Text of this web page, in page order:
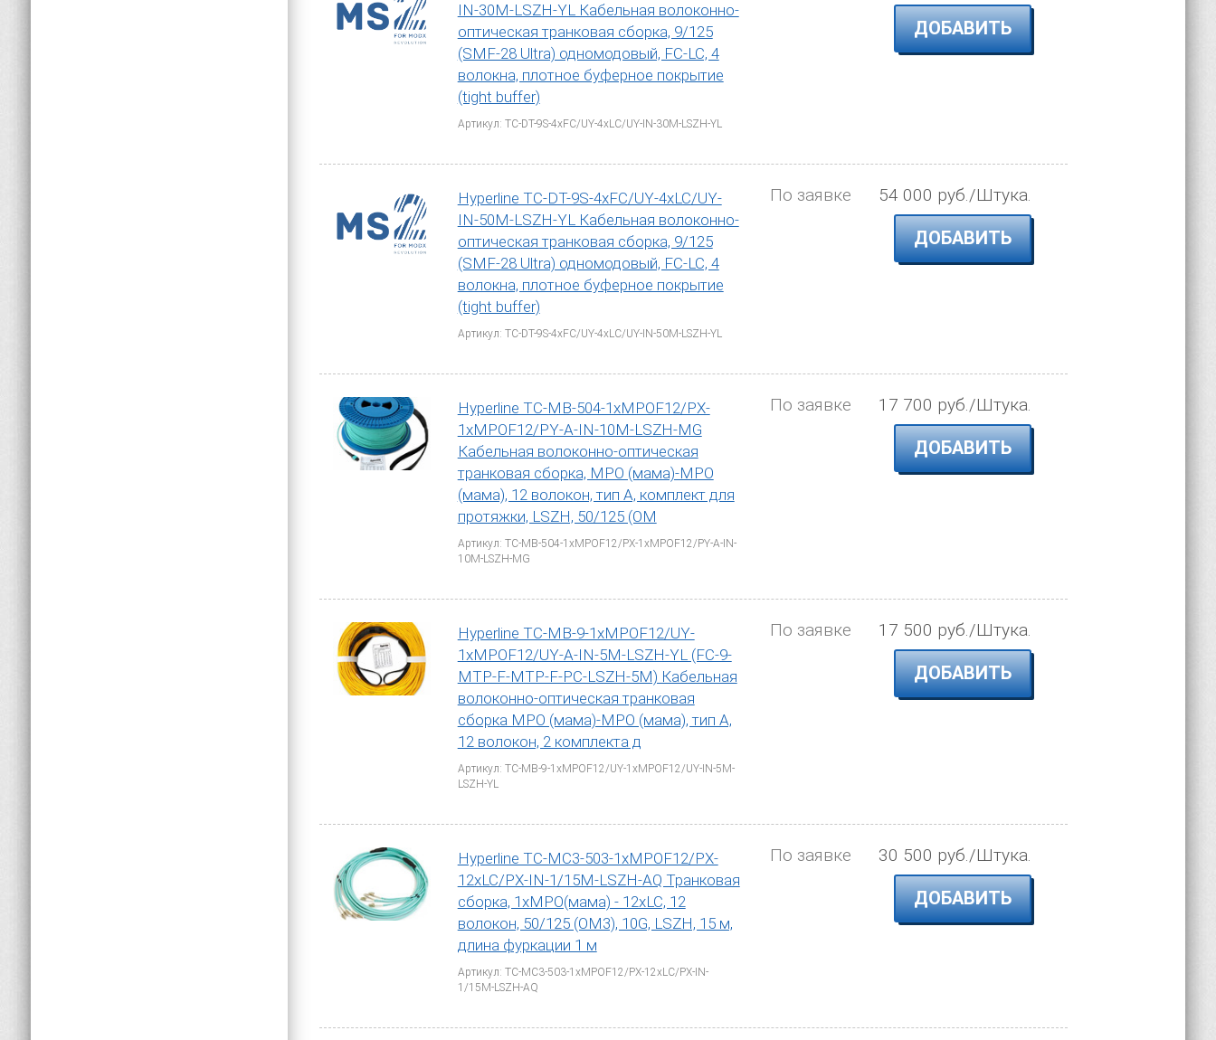
IN-30M-LSZH-YL Кабельная волоконно-
оптическая транковая сборка, 9/125
(SMF-28 Ultra) одномодовый, FC-LC, 4
волокна, плотное буферное покрытие
(tight buffer)
Артикул: TC-DT-9S-4xFC/UY-4xLC/UY-IN-30M-LSZH-YL
ДОБАВИТЬ
Hyperline TC-DT-9S-4xFC/UY-4xLC/UY-
IN-50M-LSZH-YL Кабельная волоконно-
оптическая транковая сборка, 9/125
(SMF-28 Ultra) одномодовый, FC-LC, 4
волокна, плотное буферное покрытие
(tight buffer)
Артикул: TC-DT-9S-4xFC/UY-4xLC/UY-IN-50M-LSZH-YL
По заявке 54 000 руб./Штука.
ДОБАВИТЬ
Hyperline TC-MB-504-1xMPOF12/PX-
1xMPOF12/PY-A-IN-10M-LSZH-MG
Кабельная волоконно-оптическая
транковая сборка, MPO (мама)-MPO
(мама), 12 волокон, тип А, комплект для
протяжки, LSZH, 50/125 (OM
Артикул: TC-MB-504-1xMPOF12/PX-1xMPOF12/PY-A-IN-
10M-LSZH-MG
По заявке 17 700 руб./Штука.
ДОБАВИТЬ
Hyperline TC-MB-9-1xMPOF12/UY-
1xMPOF12/UY-A-IN-5M-LSZH-YL (FC-9-
MTP-F-MTP-F-PC-LSZH-5M) Кабельная
волоконно-оптическая транковая
сборка MPO (мама)-MPO (мама), тип A,
12 волокон, 2 комплекта д
Артикул: TC-MB-9-1xMPOF12/UY-1xMPOF12/UY-IN-5M-
LSZH-YL
По заявке 17 500 руб./Штука.
ДОБАВИТЬ
Hyperline TC-MC3-503-1xMPOF12/PX-
12хLC/PX-IN-1/15M-LSZH-AQ Транковая
сборка, 1хMPO(мама) - 12xLC, 12
волокон, 50/125 (OM3), 10G, LSZH, 15 м,
длина фуркации 1 м
Артикул: TC-MC3-503-1xMPOF12/PX-12хLC/PX-IN-
1/15M-LSZH-AQ
По заявке 30 500 руб./Штука.
ДОБАВИТЬ